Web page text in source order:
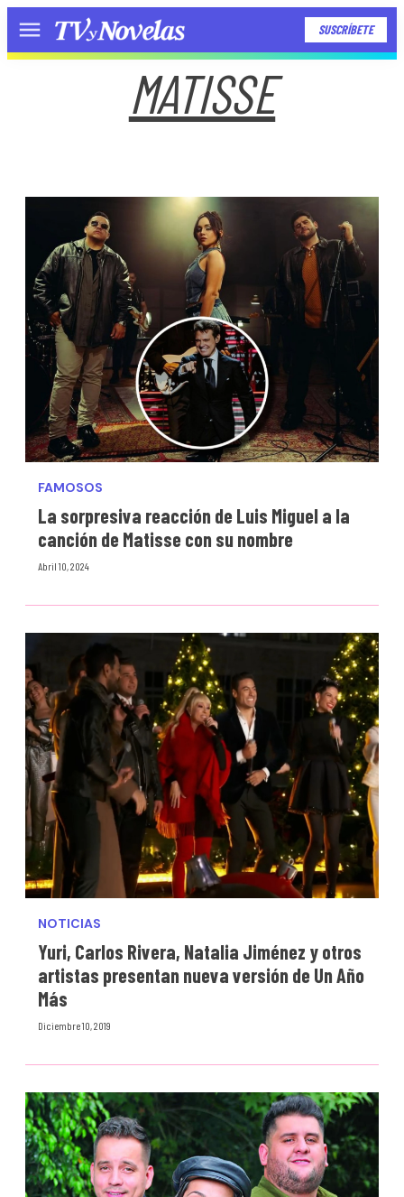
Menú SUSCRÍBETE
MATISSE
FAMOSOS
La sorpresiva reacción de Luis Miguel a la
canción de Matisse con su nombre
Abril 10, 2024
NOTICIAS
Yuri, Carlos Rivera, Natalia Jiménez y otros
artistas presentan nueva versión de Un Año
Más
Diciembre 10, 2019